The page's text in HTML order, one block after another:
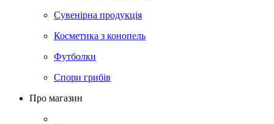
Сувенірна продукція
Косметика з конопель
Футболки
Спори грибів
Про магазин